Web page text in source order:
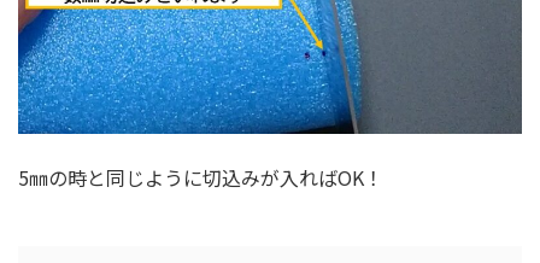
5㎜の時と同じように切込みが入ればOK！